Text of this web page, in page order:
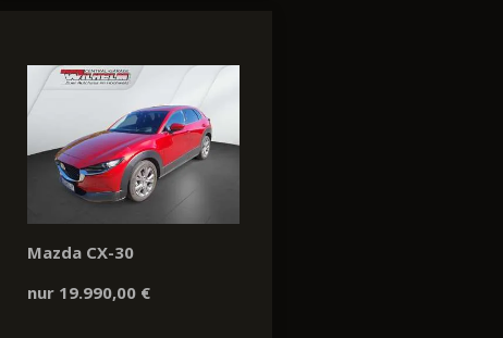
Mazda CX-30
nur 19.990,00 €